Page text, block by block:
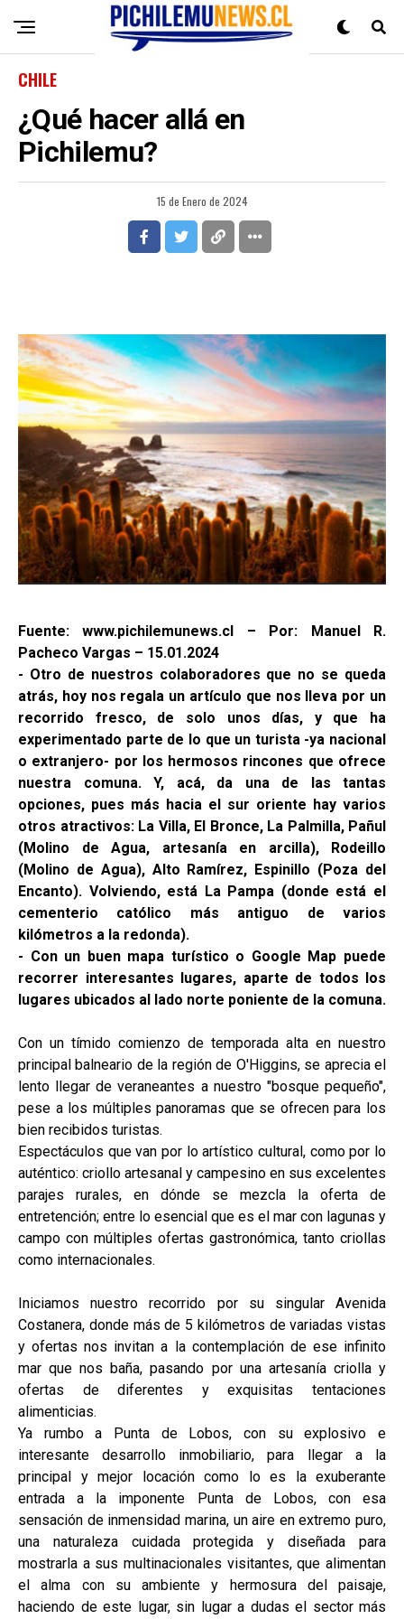
CHILE
¿Qué hacer allá en
Pichilemu?
15 de Enero de 2024
Fuente: www.pichilemunews.cl – Por: Manuel R.
Pacheco Vargas – 15.01.2024
- Otro de nuestros colaboradores que no se queda
atrás, hoy nos regala un artículo que nos lleva por un
recorrido fresco, de solo unos días, y que ha
experimentado parte de lo que un turista -ya nacional
o extranjero- por los hermosos rincones que ofrece
nuestra comuna. Y, acá, da una de las tantas
opciones, pues más hacia el sur oriente hay varios
otros atractivos: La Villa, El Bronce, La Palmilla, Pañul
(Molino de Agua, artesanía en arcilla), Rodeillo
(Molino de Agua), Alto Ramírez, Espinillo (Poza del
Encanto). Volviendo, está La Pampa (donde está el
cementerio católico más antiguo de varios
kilómetros a la redonda).
- Con un buen mapa turístico o Google Map puede
recorrer interesantes lugares, aparte de todos los
lugares ubicados al lado norte poniente de la comuna.
Con un tímido comienzo de temporada alta en nuestro
principal balneario de la región de O'Higgins, se aprecia el
lento llegar de veraneantes a nuestro "bosque pequeño",
pese a los múltiples panoramas que se ofrecen para los
bien recibidos turistas.
Espectáculos que van por lo artístico cultural, como por lo
auténtico: criollo artesanal y campesino en sus excelentes
parajes rurales, en dónde se mezcla la oferta de
entretención; entre lo esencial que es el mar con lagunas y
campo con múltiples ofertas gastronómica, tanto criollas
como internacionales.
Iniciamos nuestro recorrido por su singular Avenida
Costanera, donde más de 5 kilómetros de variadas vistas
y ofertas nos invitan a la contemplación de ese infinito
mar que nos baña, pasando por una artesanía criolla y
ofertas de diferentes y exquisitas tentaciones
alimenticias.
Ya rumbo a Punta de Lobos, con su explosivo e
interesante desarrollo inmobiliario, para llegar a la
principal y mejor locación como lo es la exuberante
entrada a la imponente Punta de Lobos, con esa
sensación de inmensidad marina, un aire en extremo puro,
una naturaleza cuidada protegida y diseñada para
mostrarla a sus multinacionales visitantes, que alimentan
el alma con su ambiente y hermosura del paisaje,
haciendo de este lugar, sin lugar a dudas el sector más